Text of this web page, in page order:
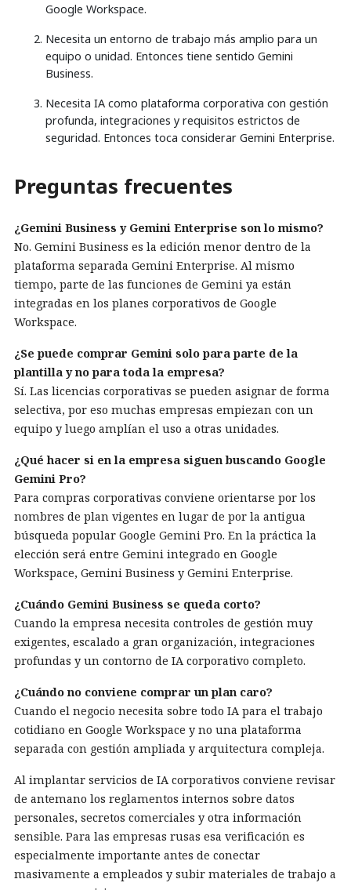
Google Workspace.
Necesita un entorno de trabajo más amplio para un
equipo o unidad. Entonces tiene sentido Gemini
Business.
Necesita IA como plataforma corporativa con gestión
profunda, integraciones y requisitos estrictos de
seguridad. Entonces toca considerar Gemini Enterprise.
Preguntas frecuentes
¿Gemini Business y Gemini Enterprise son lo mismo?
No. Gemini Business es la edición menor dentro de la
plataforma separada Gemini Enterprise. Al mismo
tiempo, parte de las funciones de Gemini ya están
integradas en los planes corporativos de Google
Workspace.
¿Se puede comprar Gemini solo para parte de la
plantilla y no para toda la empresa?
Sí. Las licencias corporativas se pueden asignar de forma
selectiva, por eso muchas empresas empiezan con un
equipo y luego amplían el uso a otras unidades.
¿Qué hacer si en la empresa siguen buscando Google
Gemini Pro?
Para compras corporativas conviene orientarse por los
nombres de plan vigentes en lugar de por la antigua
búsqueda popular Google Gemini Pro. En la práctica la
elección será entre Gemini integrado en Google
Workspace, Gemini Business y Gemini Enterprise.
¿Cuándo Gemini Business se queda corto?
Cuando la empresa necesita controles de gestión muy
exigentes, escalado a gran organización, integraciones
profundas y un contorno de IA corporativo completo.
¿Cuándo no conviene comprar un plan caro?
Cuando el negocio necesita sobre todo IA para el trabajo
cotidiano en Google Workspace y no una plataforma
separada con gestión ampliada y arquitectura compleja.
Al implantar servicios de IA corporativos conviene revisar
de antemano los reglamentos internos sobre datos
personales, secretos comerciales y otra información
sensible. Para las empresas rusas esa verificación es
especialmente importante antes de conectar
masivamente a empleados y subir materiales de trabajo a